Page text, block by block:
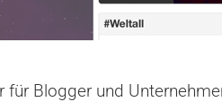
für Blogger und